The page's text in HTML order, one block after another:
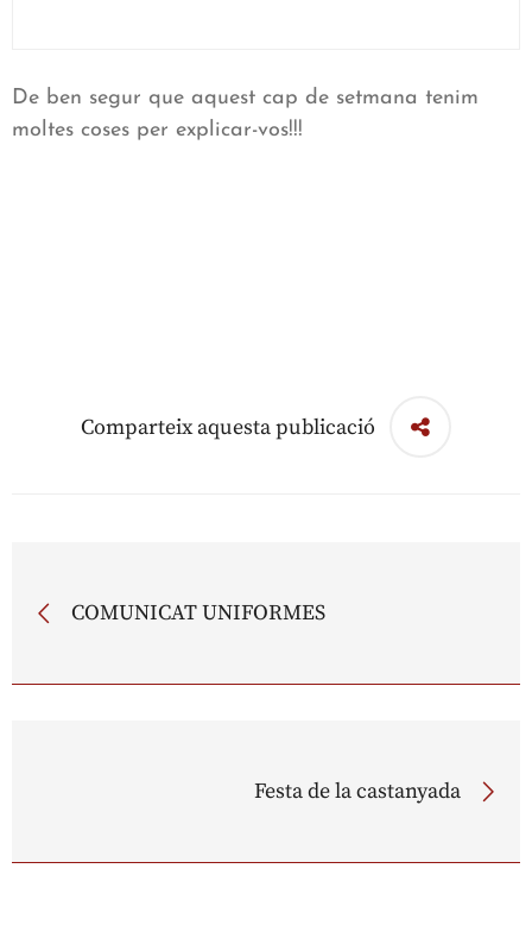
De ben segur que aquest cap de setmana tenim
moltes coses per explicar-vos!!!
Comparteix aquesta publicació
COMUNICAT UNIFORMES
Festa de la castanyada